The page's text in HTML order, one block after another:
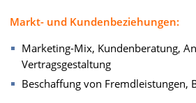
Markt- und Kundenbeziehungen:
Marketing-Mix, Kundenberatung,
Vertragsgestaltung
Beschaffung von Fremdleistungen,